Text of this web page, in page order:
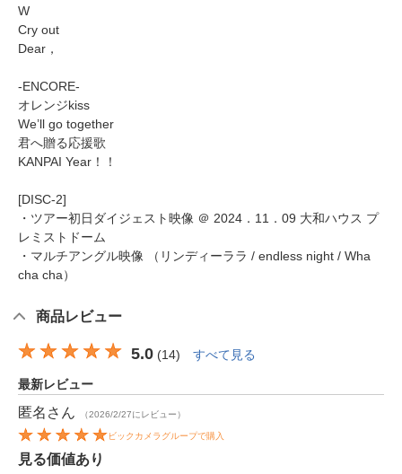
W
Cry out
Dear，
-ENCORE-
オレンジkiss
We’ll go together
君へ贈る応援歌
KANPAI Year！！
[DISC-2]
・ツアー初日ダイジェスト映像 ＠ 2024．11．09 大和ハウス プ
レミストドーム
・マルチアングル映像 （リンディーララ / endless night / Wha
cha cha）
商品レビュー
5.0 (14) すべて見る
最新レビュー
匿名 さん （2026/2/27にレビュー）
ビックカメラグループで購入
見る価値あり